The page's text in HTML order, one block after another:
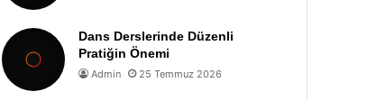
Dans Derslerinde Düzenli
Pratiğin Önemi
Admin 25 Temmuz 2026